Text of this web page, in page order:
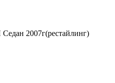
2007г(рестайлинг)